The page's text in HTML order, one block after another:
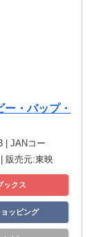
・バップ・
| JANコー
販売元:東映
ックス
ッピング